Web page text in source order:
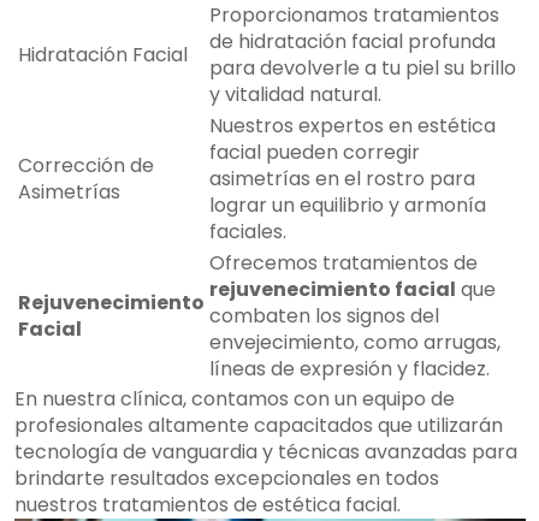
Hidratación Facial
Proporcionamos tratamientos
de hidratación facial profunda
para devolverle a tu piel su brillo
y vitalidad natural.
Corrección de
Asimetrías
Nuestros expertos en estética
facial pueden corregir
asimetrías en el rostro para
lograr un equilibrio y armonía
faciales.
Rejuvenecimiento
Facial
Ofrecemos tratamientos de
rejuvenecimiento facial que
combaten los signos del
envejecimiento, como arrugas,
líneas de expresión y flacidez.
En nuestra clínica, contamos con un equipo de
profesionales altamente capacitados que utilizarán
tecnología de vanguardia y técnicas avanzadas para
brindarte resultados excepcionales en todos
nuestros tratamientos de estética facial.